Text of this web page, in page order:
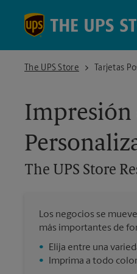
The UPS Store
The UPS Store Research Blvd
Tarjetas
Impresión
The UPS Store
Los negocios se
más importantes de
•
Elija entre una
•
Imprima a todo color